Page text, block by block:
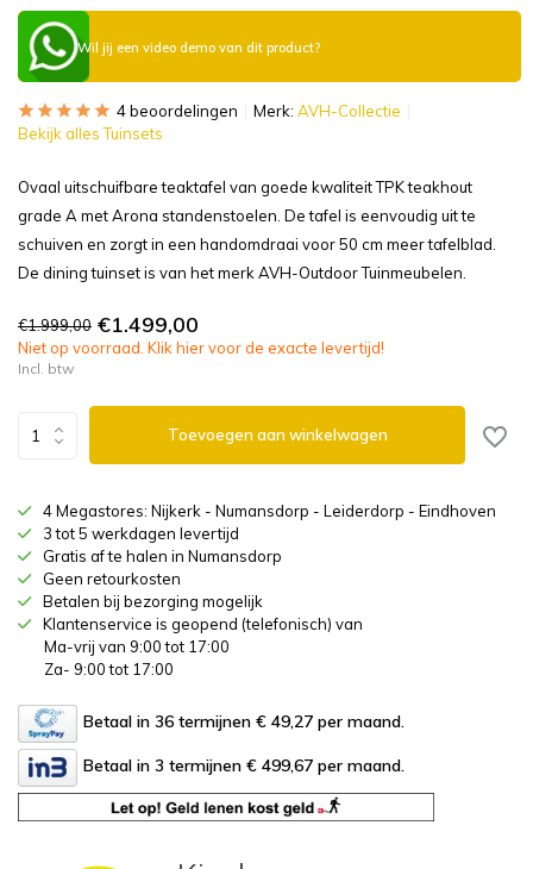
Wil jij een video demo van dit product?
4 beoordelingen Merk: AVH-Collectie
Bekijk alles Tuinsets
Ovaal uitschuifbare teaktafel van goede kwaliteit TPK teakhout
grade A met Arona standenstoelen. De tafel is eenvoudig uit te
schuiven en zorgt in een handomdraai voor 50 cm meer tafelblad.
De dining tuinset is van het merk AVH-Outdoor Tuinmeubelen.
€1.999,00 €1.499,00
Niet op voorraad. Klik hier voor de exacte levertijd!
Incl. btw
Toevoegen aan winkelwagen
4 Megastores: Nijkerk - Numansdorp - Leiderdorp - Eindhoven
3 tot 5 werkdagen levertijd
Gratis af te halen in Numansdorp
Geen retourkosten
Betalen bij bezorging mogelijk
Klantenservice is geopend (telefonisch) van
Ma-vrij van 9:00 tot 17:00
Za- 9:00 tot 17:00
Betaal in 36 termijnen € 49,27 per maand.
Betaal in 3 termijnen € 499,67 per maand.